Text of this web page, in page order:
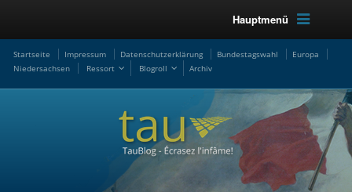
Hauptmenü
Startseite Impressum Datenschutzerklärung Bundestagswahl
Europa
Niedersachsen
Ressort Blogroll Archiv